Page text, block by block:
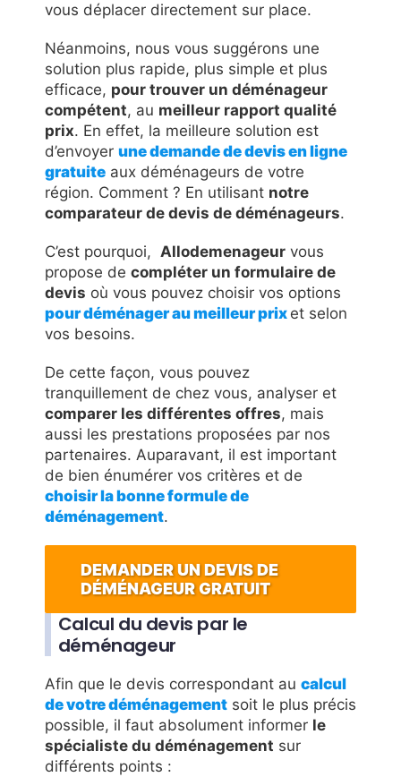
vous déplacer directement sur place.
Néanmoins, nous vous suggérons une
solution plus rapide, plus simple et plus
efficace, pour trouver un déménageur
compétent, au meilleur rapport qualité
prix. En effet, la meilleure solution est
d’envoyer une demande de devis en ligne
gratuiteaux déménageurs de votre
région. Comment ? En utilisant notre
comparateur de devis de déménageurs.
C’est pourquoi, Allodemenageurvous
propose de compléter un formulaire de
devis où vous pouvez choisir vos options
pour déménager au meilleur prix et selon
vos besoins.
De cette façon, vous pouvez
tranquillement de chez vous, analyser et
comparer les différentes offres, mais
aussi les prestations proposées par nos
partenaires. Auparavant, il est important
de bien énumérer vos critères et de
choisir la bonne formule de
déménagement.
DEMANDER UN DEVIS DE
DÉMÉNAGEUR GRATUIT
Calcul du devis par le
déménageur
Afin que le devis correspondant au calcul
de votre déménagementsoit le plus précis
possible, il faut absolument informer le
spécialiste du déménagement sur
différents points :